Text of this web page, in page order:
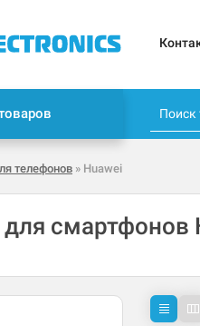
телефонов » Huawei
для смартфонов